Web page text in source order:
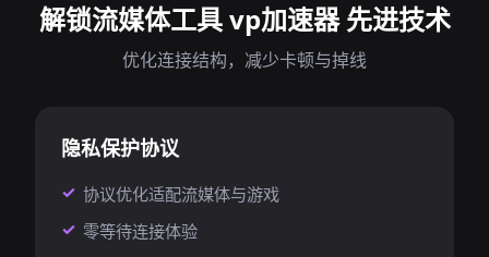
解锁流媒体工具 vp加速器 先进技术
优化连接结构，减少卡顿与掉线
隐私保护协议
协议优化适配流媒体与游戏
零等待连接体验